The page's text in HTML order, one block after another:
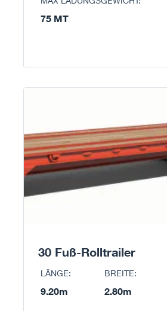
75 MT
30 Fuß-Rolltrailer
LÄNGE:
9.20m
BREITE:
2.80m